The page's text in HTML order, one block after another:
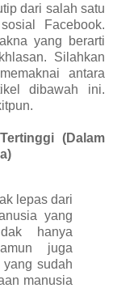
dari salah satu
Facebook.
yang berarti
Silahkan
antara
dibawah ini.
(Dalam
lepas dari
yang
hanya
juga
yang sudah
manusia